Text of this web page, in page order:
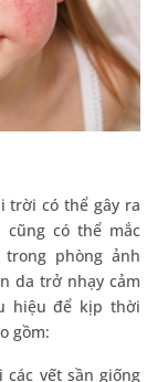
trời có thể gây ra
có thể mắc
phòng ảnh
da trở nhạy cảm
hiệu để kịp thời
gồm:
vết sần giống